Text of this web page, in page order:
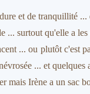
et de tranquillité
... surtout qu'elle a
... ou plutôt c'est
... et quelques
mais Irène a un sac